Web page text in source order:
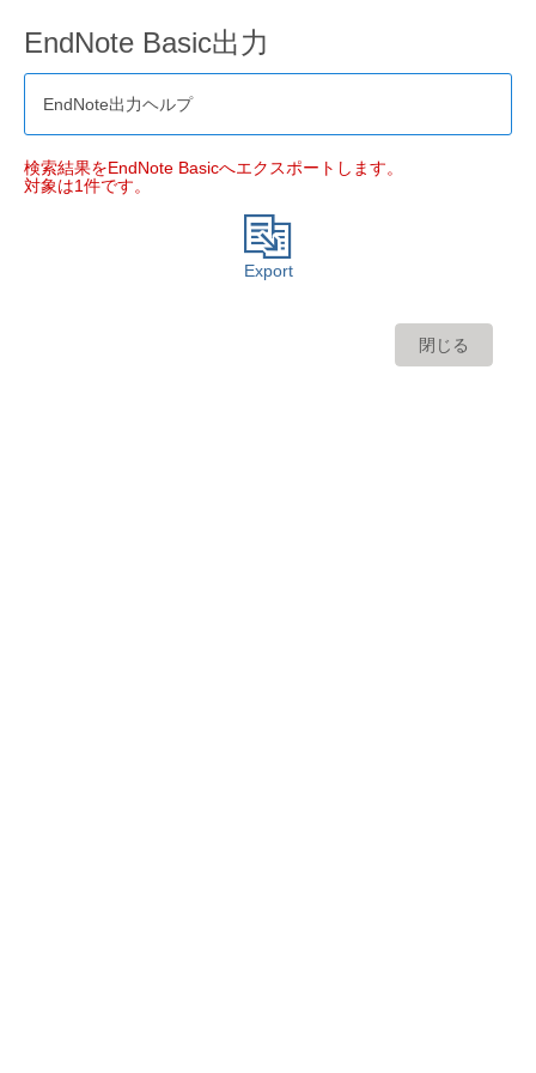
EndNote Basic出力
EndNote出力ヘルプ
検索結果をEndNote Basicへエクスポートします。
対象は1件です。
Export